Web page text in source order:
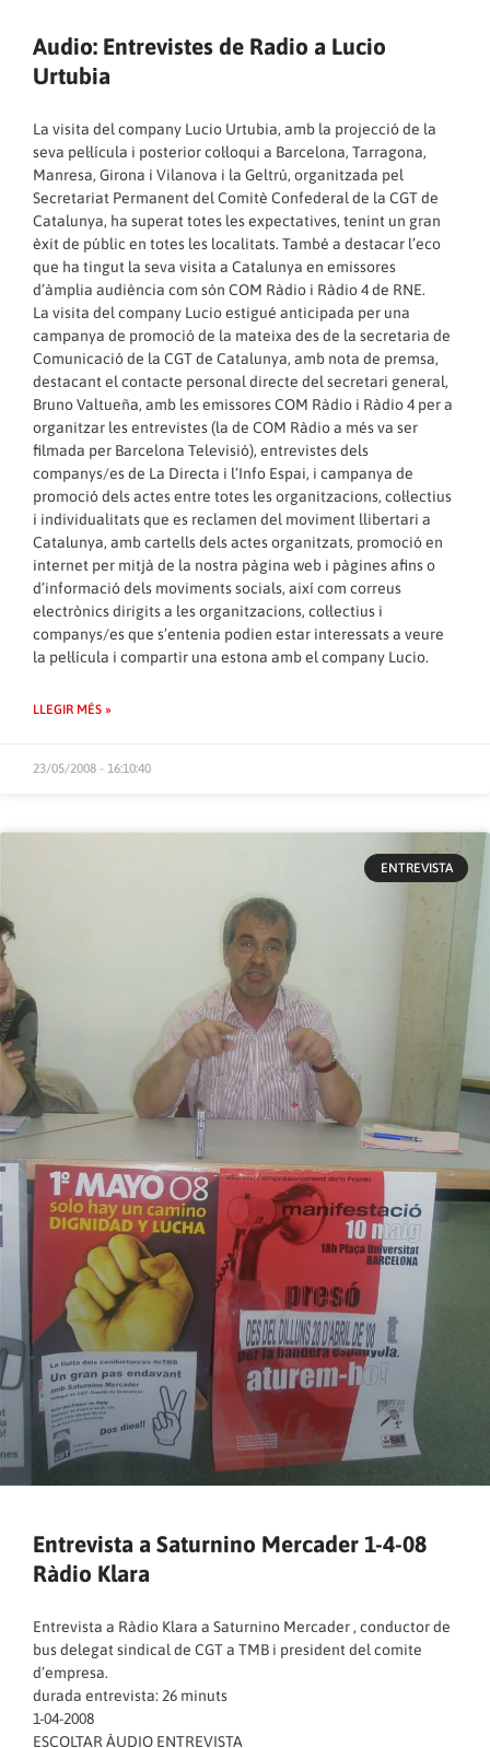
Audio: Entrevistes de Radio a Lucio
Urtubia
La visita del company Lucio Urtubia, amb la projecció de la
seva pel·lícula i posterior col·loqui a Barcelona, Tarragona,
Manresa, Girona i Vilanova i la Geltrú, organitzada pel
Secretariat Permanent del Comitè Confederal de la CGT de
Catalunya, ha superat totes les expectatives, tenint un gran
èxit de públic en totes les localitats. També a destacar l’eco
que ha tingut la seva visita a Catalunya en emissores
d’àmplia audiència com són COM Ràdio i Ràdio 4 de RNE.
La visita del company Lucio estigué anticipada per una
campanya de promoció de la mateixa des de la secretaria de
Comunicació de la CGT de Catalunya, amb nota de premsa,
destacant el contacte personal directe del secretari general,
Bruno Valtueña, amb les emissores COM Ràdio i Ràdio 4 per a
organitzar les entrevistes (la de COM Ràdio a més va ser
filmada per Barcelona Televisió), entrevistes dels
companys/es de La Directa i l’Info Espai, i campanya de
promoció dels actes entre totes les organitzacions, col·lectius
i individualitats que es reclamen del moviment llibertari a
Catalunya, amb cartells dels actes organitzats, promoció en
internet per mitjà de la nostra pàgina web i pàgines afins o
d’informació dels moviments socials, així com correus
electrònics dirigits a les organitzacions, col·lectius i
companys/es que s’entenia podien estar interessats a veure
la pel·lícula i compartir una estona amb el company Lucio.
LLEGIR MÉS »
23/05/2008 - 16:10:40
ENTREVISTA
Entrevista a Saturnino Mercader 1-4-08
Ràdio Klara
Entrevista a Ràdio Klara a Saturnino Mercader , conductor de
bus delegat sindical de CGT a TMB i president del comite
d’empresa.
durada entrevista: 26 minuts
1-04-2008
ESCOLTAR ÀUDIO ENTREVISTA